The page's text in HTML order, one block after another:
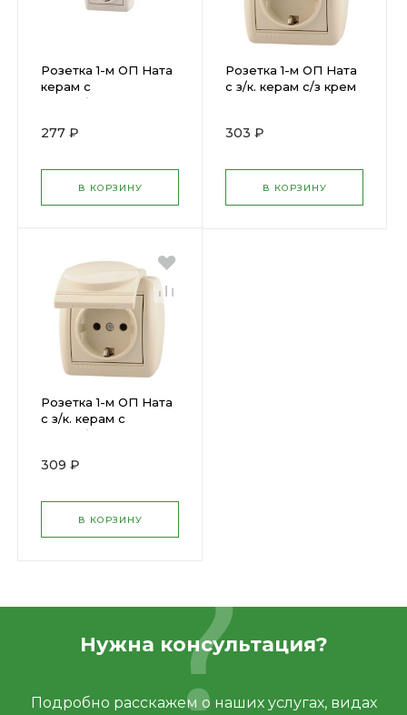
Розетка 1-м ОП Ната
керам с
зазем.белLEZARD
)277 ₽
В КОРЗИНУ
Розетка 1-м ОП Ната
с з/к. керам с/з крем
303 ₽
В КОРЗИНУ
Розетка 1-м ОП Ната
с з/к. керам с
зазем.бел LEZARD
)309 ₽
В КОРЗИНУ
Нужна консультация?
Подробно расскажем о наших услугах, видах